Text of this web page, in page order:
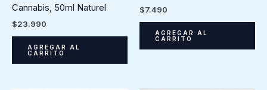
Cannabis, 50ml Naturel
$23.990
AGREGAR AL
CARRITO
$7.490
AGREGAR AL
CARRITO